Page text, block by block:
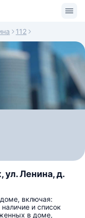
112
ул. Ленина, д.
включая:
и список
в доме,